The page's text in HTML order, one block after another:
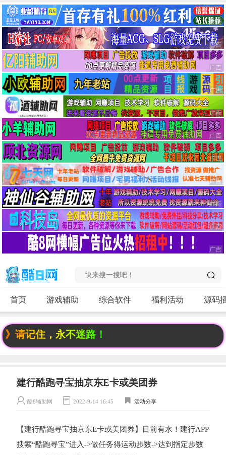
首页 游戏辅助 综合软件 福利活动 源码
请记住，永不迷路！
建行酷跑寻宝抽京东E卡或美团券
酷8辅助网 2022-9-14 16:45 活动分享
【建行酷跑寻宝抽京东E卡或美团券】目前有水！建行APP
搜索“酷跑寻宝”进入->做任务得运动步数->达到指定步数